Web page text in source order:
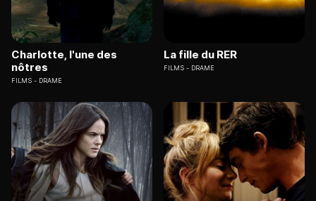
Charlotte, l'une des
nôtres
FILMS DRAME
La fille du RER
FILMS DRAME